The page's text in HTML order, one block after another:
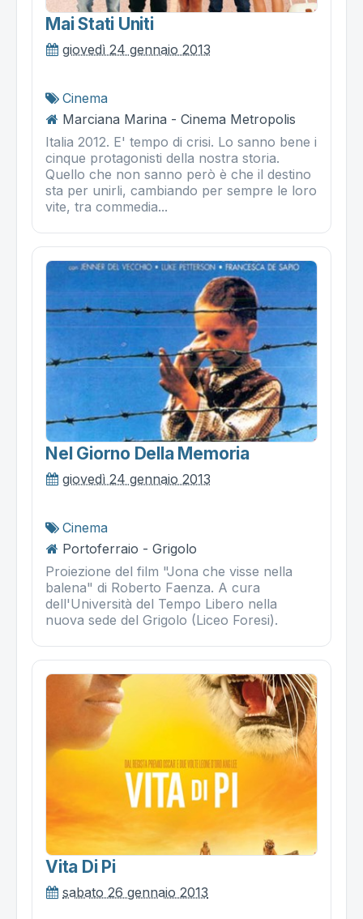
Mai Stati Uniti
giovedì 24 gennaio 2013
Cinema
Marciana Marina - Cinema Metropolis
Italia 2012. E' tempo di crisi. Lo sanno bene i
cinque protagonisti della nostra storia.
Quello che non sanno però è che il destino
sta per unirli, cambiando per sempre le loro
vite, tra commedia...
Nel Giorno Della Memoria
giovedì 24 gennaio 2013
Cinema
Portoferraio - Grigolo
Proiezione del film "Jona che visse nella
balena" di Roberto Faenza. A cura
dell'Università del Tempo Libero nella
nuova sede del Grigolo (Liceo Foresi).
Vita Di Pi
sabato 26 gennaio 2013